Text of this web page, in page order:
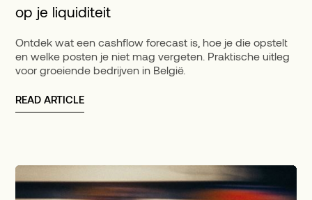
op je liquiditeit
Ontdek wat een cashflow forecast is, hoe je die opstelt
en welke posten je niet mag vergeten. Praktische uitleg
voor groeiende bedrijven in België.
READ ARTICLE